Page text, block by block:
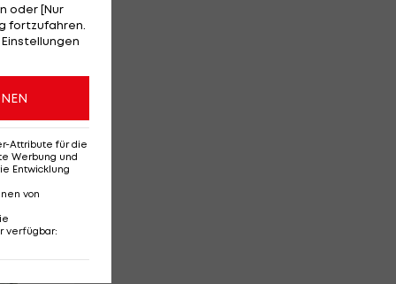
oder [Nur
fortzufahren.
Attribute für die
Werbung und
Entwicklung
von
verfügbar: